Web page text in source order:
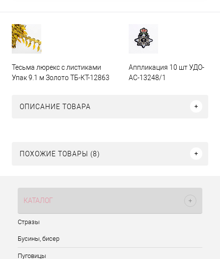
Тесьма люрекс с листиками
Упак 9.1 м Золото ТБ-КТ-12863
Аппликация 10 шт УДО-
АС-13248/1
ОПИСАНИЕ ТОВАРА
ПОХОЖИЕ ТОВАРЫ (8)
КАТАЛОГ
Стразы
Бусины, бисер
Пуговицы